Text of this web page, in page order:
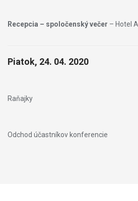
Recepcia – spoločenský večer – Hotel
Piatok, 24. 04. 2020
Raňajky
Odchod účastníkov konferencie